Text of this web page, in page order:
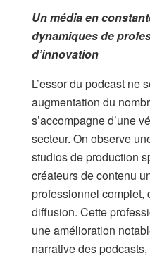
Un média en
dynamiques de
d’innovation
L’essor du podcast ne
augmentation du
s’accompagne d’une
secteur. On observe
studios de production
créateurs de contenu
professionnel complet,
diffusion. Cette
une amélioration
narrative des